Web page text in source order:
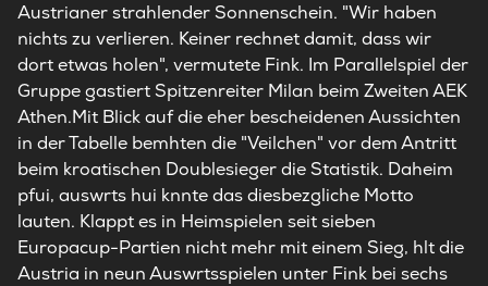
Austrianer strahlender Sonnenschein. "Wir haben
nichts zu verlieren. Keiner rechnet damit, dass wir
dort etwas holen", vermutete Fink. Im Parallelspiel der
Gruppe gastiert Spitzenreiter Milan beim Zweiten AEK
Athen.Mit Blick auf die eher bescheidenen Aussichten
in der Tabelle bemhten die "Veilchen" vor dem Antritt
beim kroatischen Doublesieger die Statistik. Daheim
pfui, auswrts hui knnte das diesbezgliche Motto
lauten. Klappt es in Heimspielen seit sieben
Europacup-Partien nicht mehr mit einem Sieg, hlt die
Austria in neun Auswrtsspielen unter Fink bei sechs